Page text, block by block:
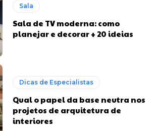
Sala
Sala de TV moderna: como
planejar e decorar + 20 ideias
Dicas de Especialistas
Qual o papel da base neutra nos
projetos de arquitetura de
interiores